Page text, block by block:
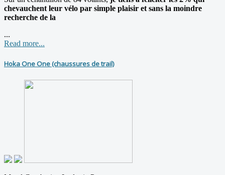
chevauchent leur vélo par simple plaisir et sans la moindre
recherche de la
...
Read more...
Hoka One One (chaussures de trail)